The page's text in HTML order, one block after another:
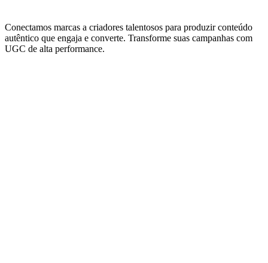
Conectamos marcas a criadores talentosos para produzir conteúdo
autêntico que engaja e converte. Transforme suas campanhas com
UGC de alta performance.